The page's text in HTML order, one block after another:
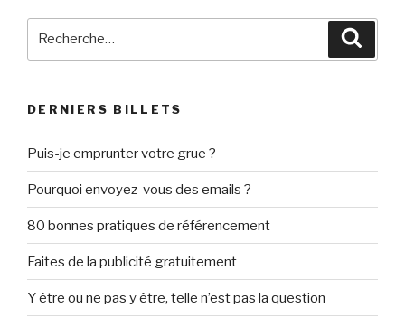
DERNIERS BILLETS
Puis-je emprunter votre grue ?
Pourquoi envoyez-vous des emails ?
80 bonnes pratiques de référencement
Faites de la publicité gratuitement
Y être ou ne pas y être, telle n’est pas la question